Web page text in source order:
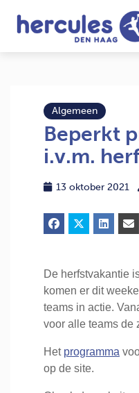
Algemeen
Beperkt
i.v.m.
13 oktober 2021
De herfstvakantie
komen er dit
teams in actie.
voor alle teams de
Het programma
op de site.